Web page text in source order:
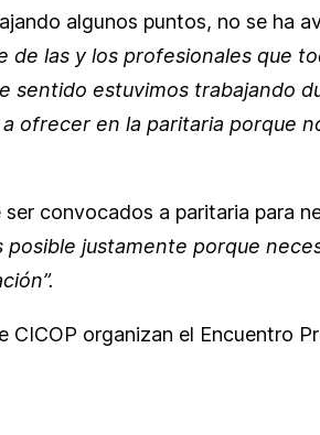
algunos puntos, no se ha
las y los profesionales que
sentido estuvimos
ofrecer en la paritaria porque
convocados a paritaria para
justamente porque
CICOP organizan el Encuentro